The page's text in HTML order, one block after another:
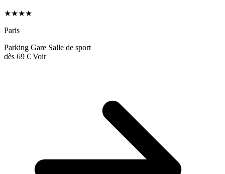
★★★★
Paris
Parking Gare Salle de sport
dès 69 € Voir